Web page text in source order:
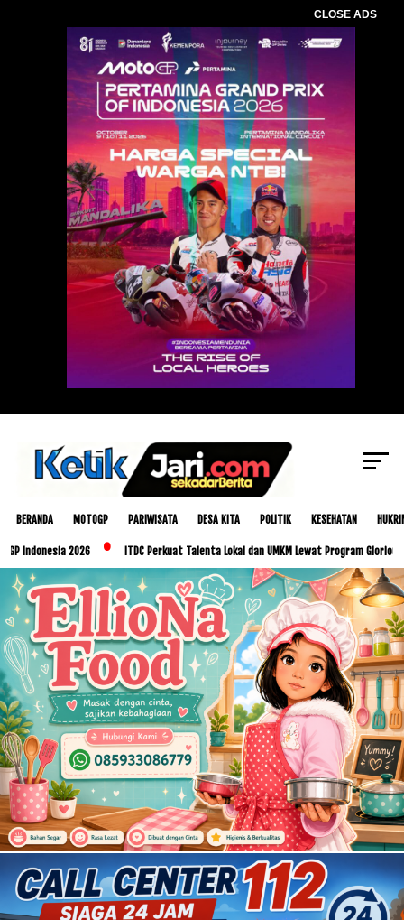
CLOSE ADS
BERANDA MOTOGP PARIWISATA DESA KITA POLITIK KESEHATAN
2026 ITDC Perkuat Talenta Lokal dan UMKM Lewat Program Glorious Golo Mori
Baca Juga : 23 WBP Rutan Praya Jalani Tes
Urine,Hasilnya Negatif